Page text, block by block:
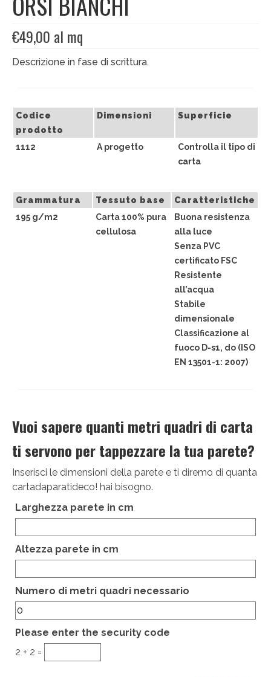
Chen Li
Enrico T. De Paris
Nadia Auleta
Nicolas Galtier
Susanna Galfrè
Valentina Caldarella
Fotografi
Michele D’Ottavio
CHI SIAMO
CONTATTI
GUIDA ALL’ACQUISTO
€49,00 al mq
Descrizione in fase di scrittura.
Codice
prodotto
Dimensioni Superficie
1112 A progetto
Controlla il tipo di
carta
Grammatura Tessuto base
Caratteristiche
195 g/m2
Carta 100% pura
cellulosa
Buona resistenza
alla luce
Senza PVC
certificato FSC
Resistente
all’acqua
Stabile
dimensionale
Classificazione al
fuoco D-s1, do (ISO
EN 13501-1: 2007)
Vuoi sapere quanti metri quadri di carta
ti servono per tappezzare la tua parete?
Inserisci le dimensioni della parete e ti diremo di quanta
cartadaparatideco! hai bisogno.
Larghezza parete in cm
Altezza parete in cm
Hidden
Numero di metri quadri necessario
Please enter the security code
2 + 2 =